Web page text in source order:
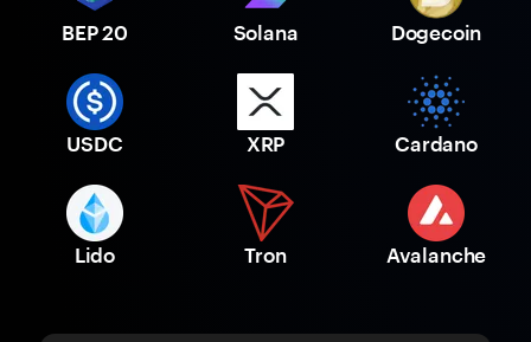
BEP 20 Solana Dogecoin
USDC XRP Cardano
Lido Tron Avalanche